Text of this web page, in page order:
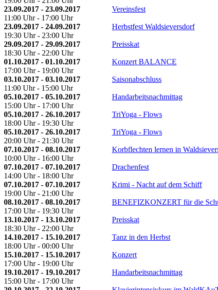
23.09.2017 - 23.09.2017
11:00 Uhr - 17:00 Uhr
Vereinsfest
23.09.2017 - 24.09.2017
19:30 Uhr - 23:00 Uhr
Herbstfest Waldsieversdorf
29.09.2017 - 29.09.2017
18:30 Uhr - 22:00 Uhr
Preisskat
01.10.2017 - 01.10.2017
17:00 Uhr - 19:00 Uhr
Konzert BALANCE
03.10.2017 - 03.10.2017
11:00 Uhr - 15:00 Uhr
Saisonabschluss
05.10.2017 - 05.10.2017
15:00 Uhr - 17:00 Uhr
Handarbeitsnachmittag
05.10.2017 - 26.10.2017
18:00 Uhr - 19:30 Uhr
TriYoga - Flows
05.10.2017 - 26.10.2017
20:00 Uhr - 21:30 Uhr
TriYoga - Flows
07.10.2017 - 08.10.2017
10:00 Uhr - 16:00 Uhr
Korbflechten lernen in
07.10.2017 - 07.10.2017
14:00 Uhr - 18:00 Uhr
Drachenfest
07.10.2017 - 07.10.2017
19:00 Uhr - 21:00 Uhr
Krimi - Nacht auf dem Schiff
08.10.2017 - 08.10.2017
17:00 Uhr - 19:30 Uhr
BENEFIZKONZERT für die
13.10.2017 - 13.10.2017
18:30 Uhr - 22:00 Uhr
Preisskat
14.10.2017 - 15.10.2017
18:00 Uhr - 00:00 Uhr
Tanz in den Herbst
15.10.2017 - 15.10.2017
17:00 Uhr - 19:00 Uhr
Konzert
19.10.2017 - 19.10.2017
15:00 Uhr - 17:00 Uhr
Handarbeitsnachmittag